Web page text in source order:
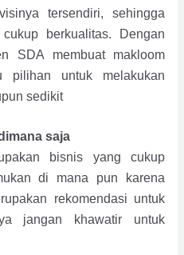
tersendiri, sehingga
berkualitas. Dengan
SDA membuat makloom
untuk melakukan
sedikit
saja
bisnis yang cukup
di mana pun karena
rekomendasi untuk
jangan khawatir untuk